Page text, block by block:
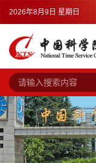
2026年8月9日 星期日